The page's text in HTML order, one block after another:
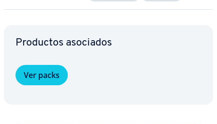
Productos asociados
Ver packs